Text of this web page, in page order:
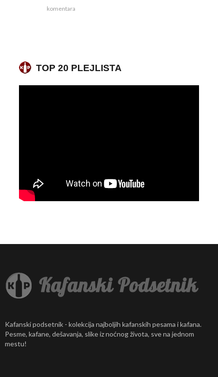
komentara
TOP 20 PLEJLISTA
Kafanski podsetnik - kolekcija najboljih kafanskih pesama i kafana.
Pesme, kafane, dešavanja, slike iz noćnog života, sve na jednom
mestu!